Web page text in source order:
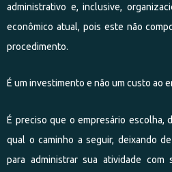
administrativo e, inclusive,
econômico atual, pois este não
procedimento.
É um investimento e não um custo ao
É preciso que o empresário escolha,
qual o caminho a seguir, deixando
para administrar sua atividade